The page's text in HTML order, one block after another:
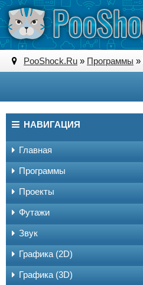
PooShock.Ru » Программы »
НАВИГАЦИЯ
Главная
Программы
Проекты
Футажи
Звук
Графика (2D)
Графика (3D)